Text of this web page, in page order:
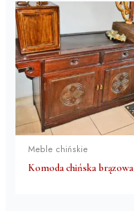
Meble chińskie
Komoda chińska brązowa